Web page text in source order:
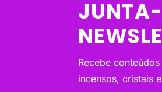
Recebe
incensos, cristais